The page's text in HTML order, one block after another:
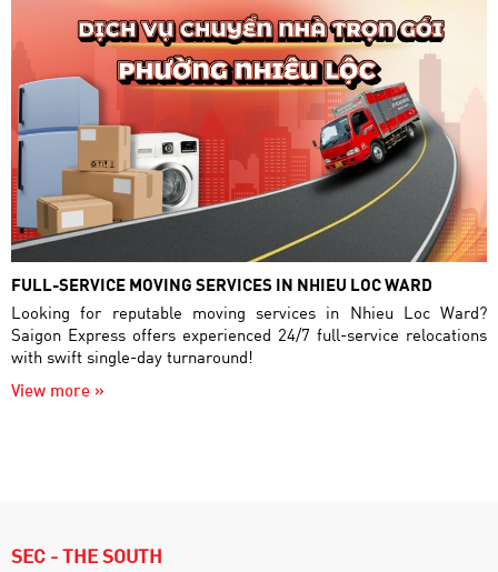
FULL-SERVICE MOVING SERVICES IN NHIEU LOC WARD
Looking for reputable moving services in Nhieu Loc Ward?
Saigon Express offers experienced 24/7 full-service relocations
with swift single-day turnaround!
View more »
SEC - THE SOUTH